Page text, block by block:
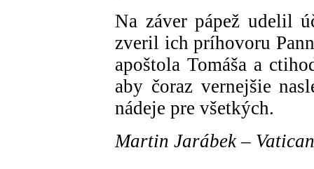
Na záver pápež udelil
zveril ich príhovoru
apoštola Tomáša a
aby čoraz vernejšie
nádeje pre všetkých.
Martin Jarábek –